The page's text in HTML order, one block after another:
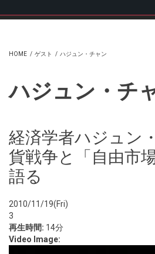
HOME / ゲスト / ハジュン・チャン
ハジュン・チ
経済学者ハジュン
貨戦争と「自由市
語る
2010/11/19(Fri)
3
再生時間: 14分
Video Image: